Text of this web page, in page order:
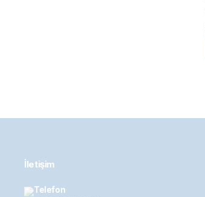
İletişim
Telefon